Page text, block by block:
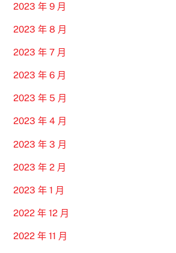
2023 年 9 月
2023 年 8 月
2023 年 7 月
2023 年 6 月
2023 年 5 月
2023 年 4 月
2023 年 3 月
2023 年 2 月
2023 年 1 月
2022 年 12 月
2022 年 11 月